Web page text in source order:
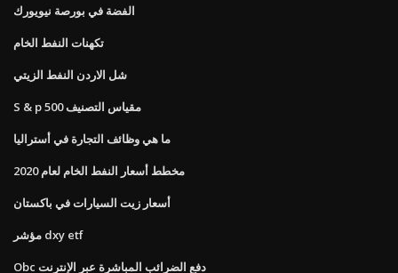
الفضة في بورصة نيويورك
تكهنات النفط الخام
شل الاردن النفط الزيتي
S & p 500 مقياس التصنيف
ما هي وظائف التجارة في أستراليا
مخطط أسعار النفط الخام لعام 2020
أسعار زيت السيارات في باكستان
مؤشر dxy etf
Obc دفع الضرائب المباشرة عبر الإنترنت